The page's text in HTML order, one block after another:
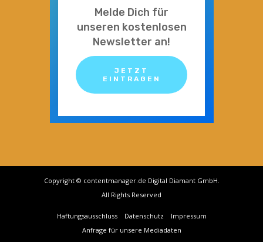
Melde Dich für
unseren kostenlosen
Newsletter an!
JETZT
EINTRAGEN
Copyright © contentmanager.de Digital Diamant GmbH.
All Rights Reserved
Haftungsausschluss Datenschutz
Impressum
Anfrage für unsere Mediadaten